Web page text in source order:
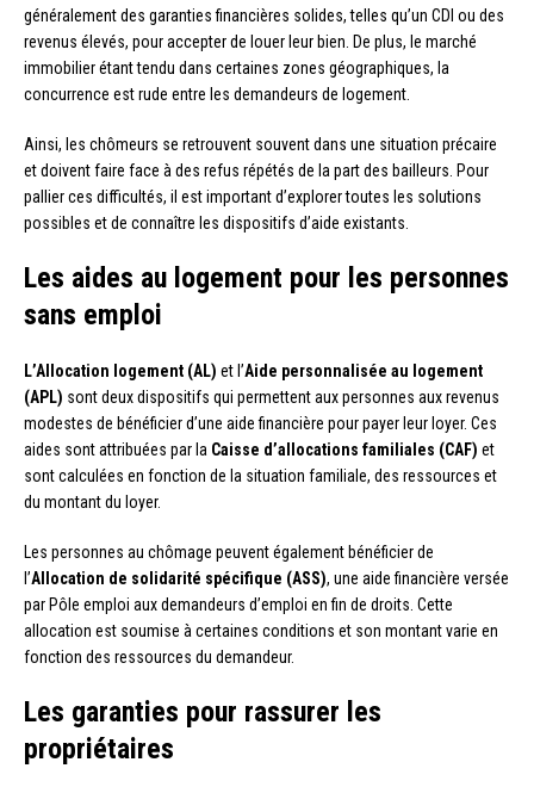
généralement des garanties financières solides, telles qu’un CDI ou des
revenus élevés, pour accepter de louer leur bien. De plus, le marché
immobilier étant tendu dans certaines zones géographiques, la
concurrence est rude entre les demandeurs de logement.
Ainsi, les chômeurs se retrouvent souvent dans une situation précaire
et doivent faire face à des refus répétés de la part des bailleurs. Pour
pallier ces difficultés, il est important d’explorer toutes les solutions
possibles et de connaître les dispositifs d’aide existants.
Les aides au logement pour les personnes
sans emploi
L’Allocation logement (AL) et l’Aide personnalisée au logement
(APL) sont deux dispositifs qui permettent aux personnes aux revenus
modestes de bénéficier d’une aide financière pour payer leur loyer. Ces
aides sont attribuées par la Caisse d’allocations familiales (CAF) et
sont calculées en fonction de la situation familiale, des ressources et
du montant du loyer.
Les personnes au chômage peuvent également bénéficier de
l’Allocation de solidarité spécifique (ASS), une aide financière versée
par Pôle emploi aux demandeurs d’emploi en fin de droits. Cette
allocation est soumise à certaines conditions et son montant varie en
fonction des ressources du demandeur.
Les garanties pour rassurer les
propriétaires